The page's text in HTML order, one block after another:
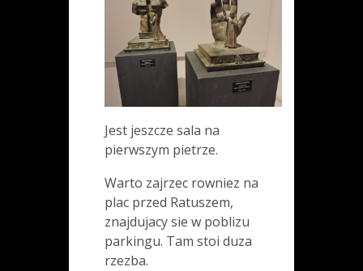
Jest jeszcze sala na
pierwszym pietrze.
Warto zajrzec rowniez na
plac przed Ratuszem,
znajdujacy sie w poblizu
parkingu. Tam stoi duza
rzezba.